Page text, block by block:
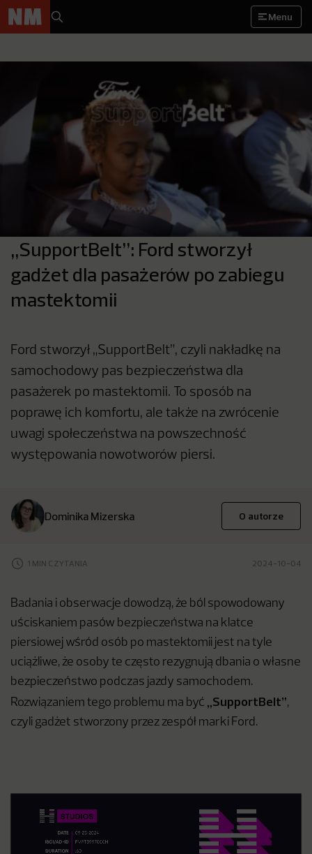
Menu
„SupportBelt”: Ford stworzył
gadżet dla pasażerów po zabiegu
mastektomii
Ford stworzył „SupportBelt”, czyli nakładkę na
samochodowy pas bezpieczeństwa dla
pasażerek po mastektomii. To sposób na
poprawę ich komfortu, ale także na zwrócenie
uwagi społeczeństwa na powszechność
występowania nowotworów piersi.
Dominika Mizerska O autorze
1 MIN CZYTANIA 2024-10-04
Badania i obserwacje dowodzą, że ból spowodowany
uściskaniem pasów bezpieczeństwa na klatce
piersiowej wśród osób po mastektomii jest na tyle
uciążliwe, że osoby te często rezygnują dbania o własne
bezpieczeństwo podczas jazdy samochodem.
Rozwiązaniem tego problemu ma być „SupportBelt”,
czyli gadżet stworzony przez zespół marki Ford.